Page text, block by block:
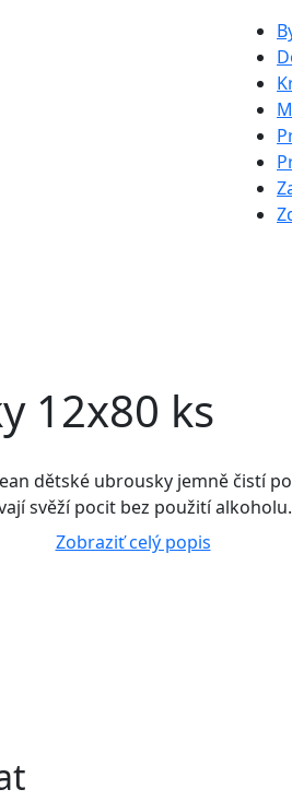
12x80 ks
dětské ubrousky jemně čistí
svěží pocit bez použití alkoholu.
Zobraziť celý popis